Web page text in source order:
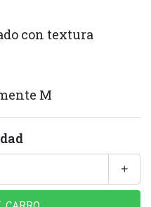
con textura
M
+